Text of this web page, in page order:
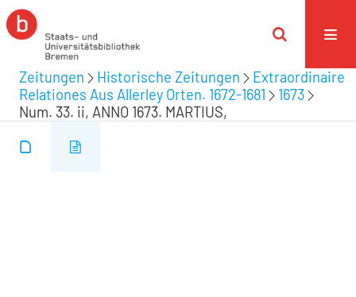
Zeitungen Historische Zeitungen
Extraordinaire
Relationes Aus Allerley Orten. 1672-1681
1673
Num. 33. ii, ANNO 1673. MARTIUS,